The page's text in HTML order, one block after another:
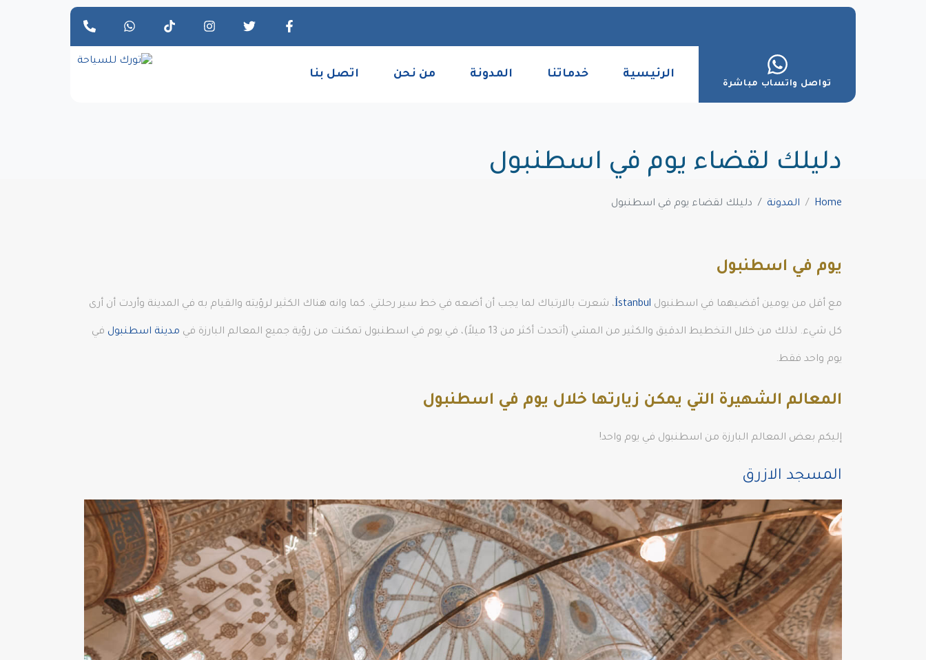
تواصل واتساب مباشرة
الرئيسية خدماتنا المدونة من نحن اتصل بنا
دليلك لقضاء يوم في اسطنبول
Home المدونة دليلك لقضاء يوم في اسطنبول
يوم في اسطنبول
مع أقل من يومين أقضيهما في اسطنبول İstanbul، شعرت بالارتباك لما يجب أن أضعه في خط سير رحلتي. كما وانه هناك الكثير لرؤيته والقيام به في المدينة وأردت أن أرى
كل شيء. لذلك من خلال التخطيط الدقيق والكثير من المشي (أتحدث أكثر من 13 ميلاً)، في يوم في اسطنبول تمكنت من رؤية جميع المعالم البارزة في مدينة اسطنبول في
يوم واحد فقط.
المعالم الشهيرة التي يمكن زيارتها خلال يوم في اسطنبول
إليكم بعض المعالم البارزة من اسطنبول في يوم واحد!
المسجد الازرق